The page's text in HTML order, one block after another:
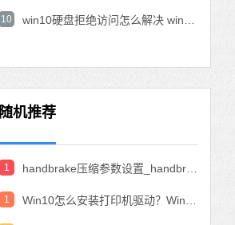
10
随机推荐
1
1